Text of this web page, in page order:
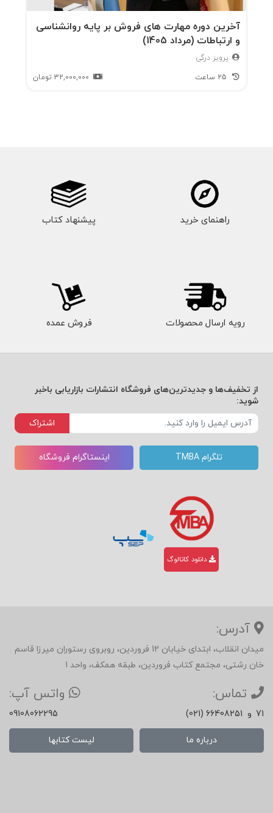
آخرین دوره مهارت های فروش بر پایه روانشناسی
و ارتباطات (مرداد 1405)
پرویز درگی
32,000,000 تومان
راهنمای خرید پیشنهاد کتاب
رویه ارسال محصولات فروش عمده
از تخفیف‌ها و جدیدترین‌های فروشگاه انتشارات بازاریابی باخبر
شوید:
اشتراک
تلگرام TMBA اینستاگرام فروشگاه
دانلود کاتالوگ
آدرس:
میدان انقلاب، ابتدای خیابان 12 فروردین، روبروی رستوران میرزا قاسم
خان رشتی، مجتمع کتاب فروردین، طبقه همکف، واحد 1
تماس:
(021) 66408251 و 71
واتس آپ:
09108062295
درباره ما لیست کتابها